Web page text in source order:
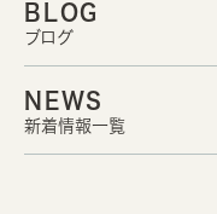
BLOG
ブログ
NEWS
新着情報一覧